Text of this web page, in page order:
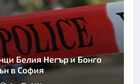
Белия Негър и Бонго
в София